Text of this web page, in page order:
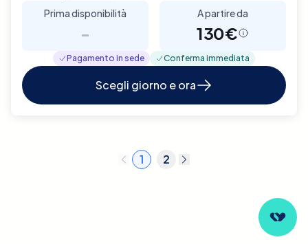
Prima disponibilità
-
A partire da
130€
Pagamento in sede Conferma immediata
Scegli giorno e ora
1 2